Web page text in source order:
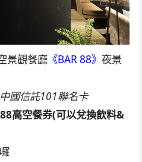
景觀餐廳《BAR 88》 夜景
中國信託101聯名卡
高空餐券(可以兌換飲料&